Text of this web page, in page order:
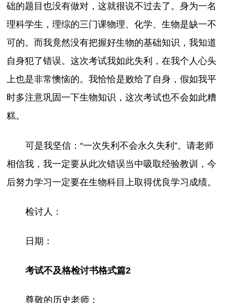
础的题目也没有做对，这就很说不过去了。身为一名
理科学生，理综的三门课物理、化学、生物是缺一不
可的。而我竟然没有把握好生物的基础知识，我知道
自身犯了错误。这次考试我如此失利，在我个人心头
上也是非常懊恼的。我恰恰是败给了自身，假如我平
时多注意巩固一下生物知识，这次考试也不会如此糟
糕。
可是我坚信：“一次失利不会永久失利”。请老师
相信我，我一定要从此次错误当中吸取经验教训，今
后努力学习一定要在生物科目上取得优良学习成绩。
检讨人：
日期：
考试不及格检讨书格式篇2
尊敬的历史老师：